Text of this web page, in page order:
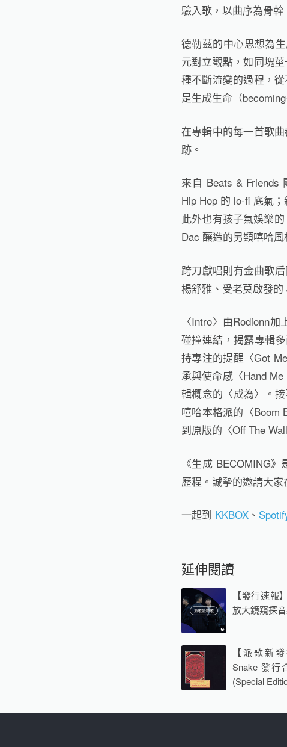
驗入歌，以曲序為骨
德勒茲的中心思想為
元對立觀點，如同塊
種不斷流變的過程，
是生成生命（
在專輯中的每一首歌
跡。
來自 Beats & Friends
Hip Hop 的 lo-fi 底氣
此外也有孩子氣娛樂
Dac 釀造的另類嘻哈
跨刀獻唱則有金曲歌
楊舒雅、受老莫啟發
〈Intro〉由Rodionn
碰撞連結，揭露專輯
持專注的提醒〈Got
承與使命感〈Hand
輯概念的〈成為〉。
嘻哈本格派的〈Boom
到原版的〈Off The
《生成 BECOMING
歷程。誠摯的邀請大
一起到 KKBOX 、
延伸閱讀
【發行速報
放大鏡窺探
【派歌新
Snake 發行
(Special